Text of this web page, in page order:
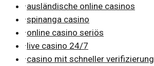
·ausländische online casinos
·spinanga casino
·online casino seriös
·live casino 24/7
·casino mit schneller verifizierung